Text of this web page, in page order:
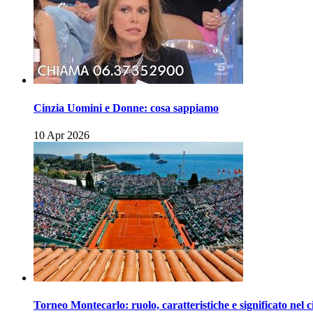
Cinzia Uomini e Donne: cosa sappiamo
10 Apr 2026
Torneo Montecarlo: ruolo, caratteristiche e significato nel